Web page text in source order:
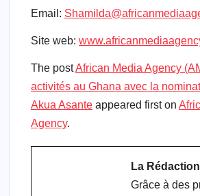
Email:
Site web:
The postAfrican Media Agency
activités au Ghana avec la
Akua Asante appeared first on
Agency.
La Rédaction
Grâce à des